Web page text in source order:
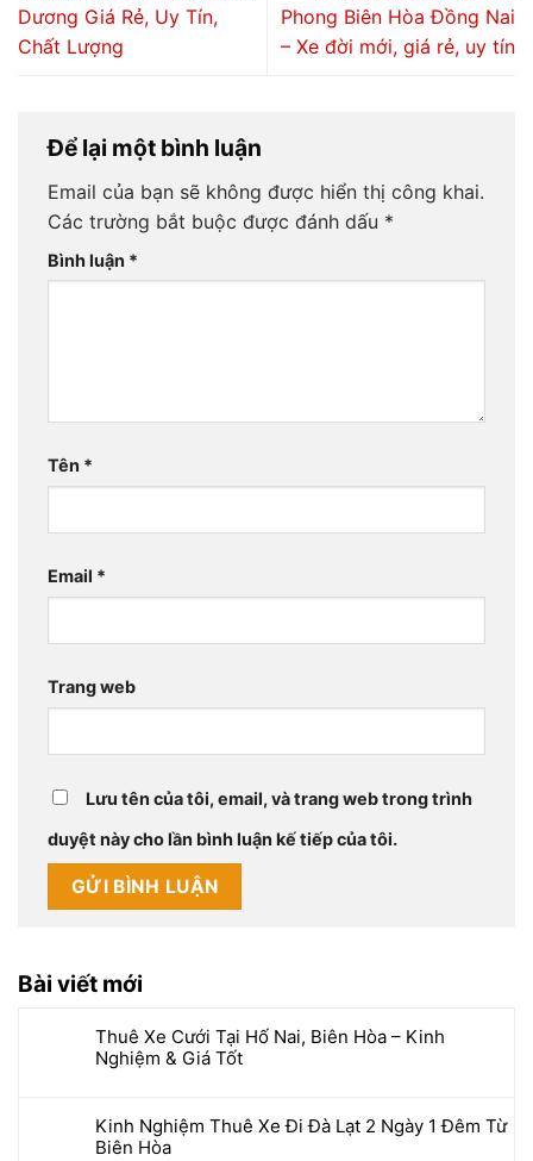
Dương Giá Rẻ, Uy Tín,
Chất Lượng
Phong Biên Hòa Đồng Nai
– Xe đời mới, giá rẻ, uy tín
Để lại một bình luận
Email của bạn sẽ không được hiển thị công khai.
Các trường bắt buộc được đánh dấu *
Bình luận *
Tên *
Email *
Trang web
Lưu tên của tôi, email, và trang web trong trình
duyệt này cho lần bình luận kế tiếp của tôi.
Bài viết mới
Thuê Xe Cưới Tại Hố Nai, Biên Hòa – Kinh
Nghiệm & Giá Tốt
Kinh Nghiệm Thuê Xe Đi Đà Lạt 2 Ngày 1 Đêm Từ
Biên Hòa